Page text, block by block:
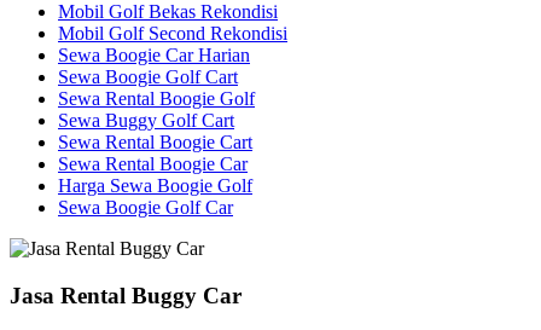
Mobil Golf Bekas Rekondisi
Mobil Golf Second Rekondisi
Sewa Boogie Car Harian
Sewa Boogie Golf Cart
Sewa Rental Boogie Golf
Sewa Buggy Golf Cart
Sewa Rental Boogie Cart
Sewa Rental Boogie Car
Harga Sewa Boogie Golf
Sewa Boogie Golf Car
Jasa Rental Buggy Car